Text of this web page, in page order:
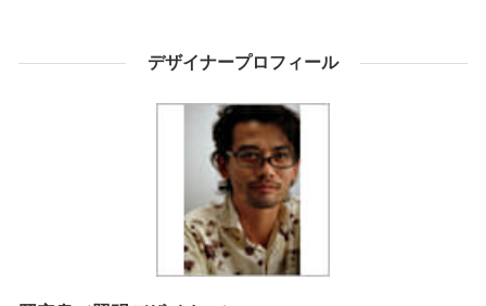
デザイナープロフィール